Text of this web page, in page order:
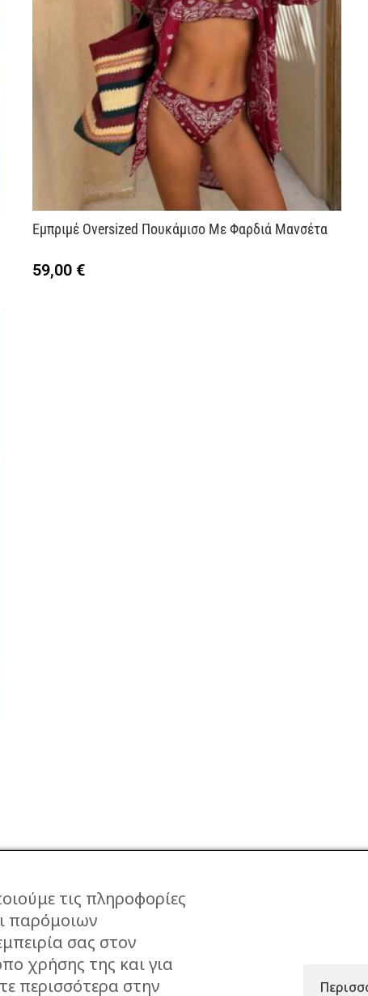
Εμπριμέ Oversized Πουκάμισο Με Φαρδιά Μανσέτα
59,00 €
ΕΠΙΣΤΡΟΦΕΣ
ΤΡΟΠΟΙ
τις πληροφορίες
παρόμοιων
σας στον
χρήσης της και για
περισσότερα στην